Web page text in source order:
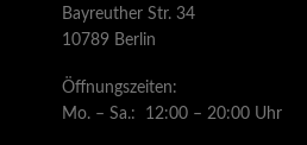
Bayreuther Str. 34
10789 Berlin
Öffnungszeiten:
Mo. – Sa.: 12:00 – 20:00 Uhr